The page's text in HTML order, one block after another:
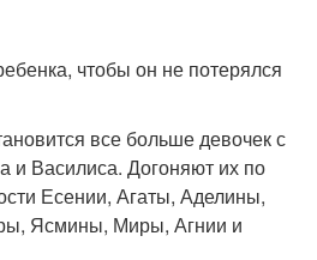
чтобы он не потерялся
все больше девочек с
и Василиса. Догоняют их по
Есении, Агаты, Аделины,
Ясмины, Миры, Агнии и